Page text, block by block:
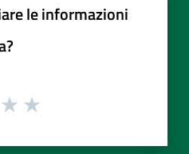
le informazioni